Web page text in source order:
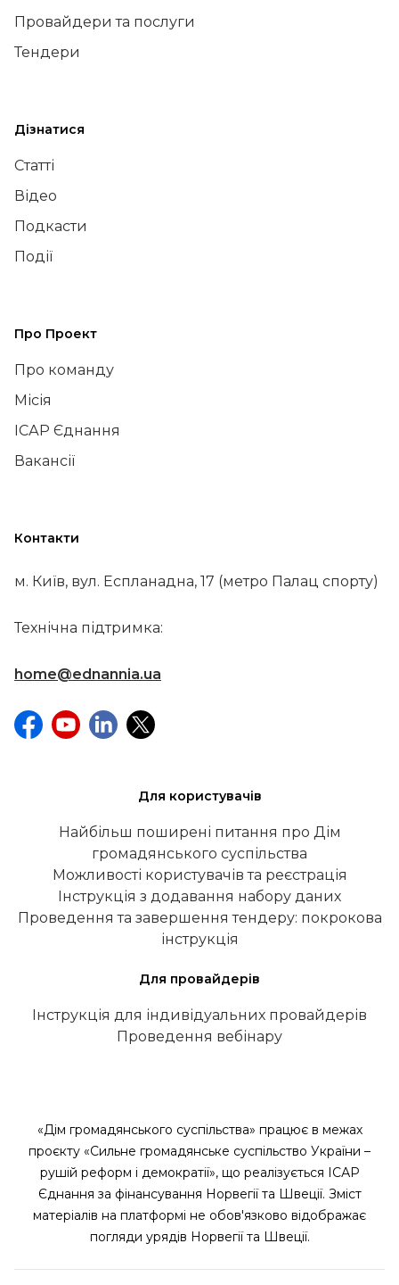
Провайдери та послуги
Тендери
Дізнатися
Статті
Відео
Подкасти
Події
Про Проект
Про команду
Місія
ІСАР Єднання
Вакансії
Контакти
м. Київ, вул. Еспланадна, 17 (метро Палац спорту)
Технічна підтримка:
home@ednannia.ua
Для користувачів
Найбільш поширені питання про Дім
громадянського суспільства
Можливості користувачів та реєстрація
Інструкція з додавання набору даних
Проведення та завершення тендеру: покрокова
інструкція
Для провайдерів
Інструкція для індивідуальних провайдерів
Проведення вебінару
«Дім громадянського суспільства» працює в межах
проєкту «Сильне громадянське суспільство України –
рушій реформ і демократії», що реалізується ІСАР
Єднання за фінансування Норвегії та Швеції. Зміст
матеріалів на платформі не обов'язково відображає
погляди урядів Норвегії та Швеції.